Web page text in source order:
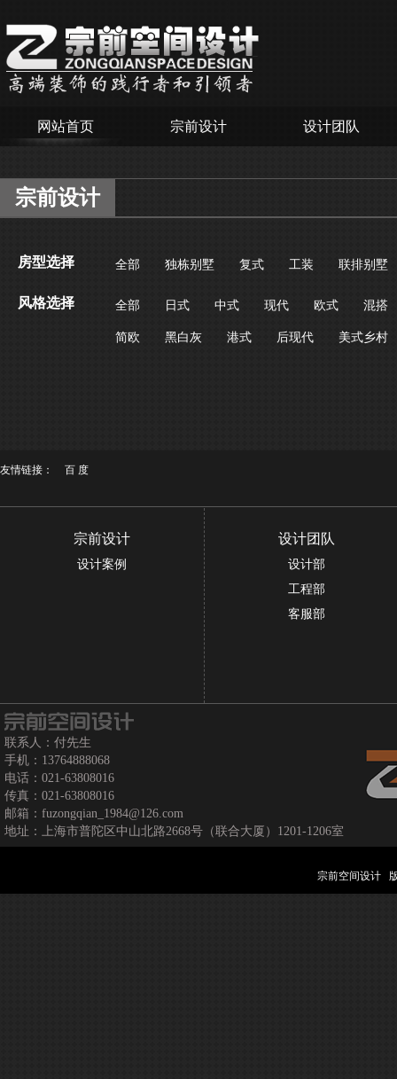
网站首页 宗前设计 设计团队
宗前设计
房型选择 全部 独栋别墅 复式 工装 联排别墅
风格选择 全部 日式 中式 现代 欧式 混搭
简欧 黑白灰 港式 后现代 美式乡村
友情链接： 百 度
宗前设计
设计案例
设计团队
设计部
工程部
客服部
联系人：付先生
手机：13764888068
电话：021-63808016
传真：021-63808016
邮箱：fuzongqian_1984@126.com
地址：上海市普陀区中山北路2668号（联合大厦）1201-1206室
宗前空间设计